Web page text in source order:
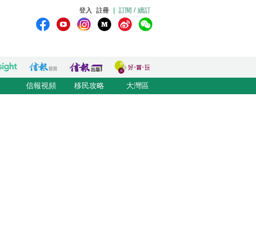
訂閱 / 續訂
註冊
登入
信報視頻 移民攻略 大灣區